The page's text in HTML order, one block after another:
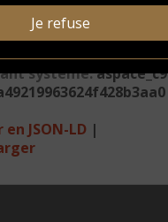
système:aspace_c9
JSON-LD |
Je refuse